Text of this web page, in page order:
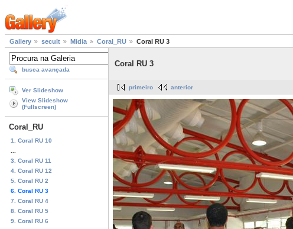
Gallery secult Midia Coral_RU Coral RU 3
busca avançada
Ver Slideshow
View Slideshow
(Fullscreen)
Coral_RU
1. Coral RU 10
3. Coral RU 11
4. Coral RU 12
5. Coral RU 2
6. Coral RU 3
7. Coral RU 4
8. Coral RU 5
9. Coral RU 6
Coral RU 3
primeiro anterior